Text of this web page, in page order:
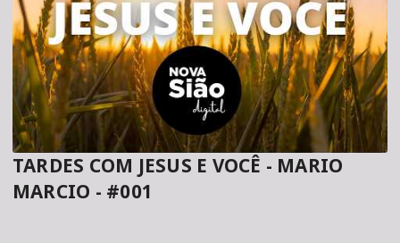
TARDES COM JESUS E VOCÊ - MARIO
MARCIO - #001